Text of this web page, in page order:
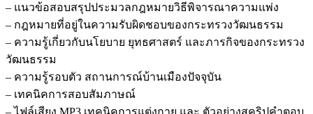
– แนวข้อสอบสรุปประมวลกฎหมายวิธีพิจารณาความแพ่ง
– กฎหมายที่อยู่ในความรับผิดชอบของกระทรวงวัฒนธรรม
– ความรู้เกี่ยวกับนโยบาย ยุทธศาสตร์ และภารกิจของกระทรวง
วัฒนธรรม
– ความรู้รอบตัว สถานการณ์บ้านเมืองปัจจุบัน
– เทคนิคการสอบสัมภาษณ์
– ไฟล์เสียง MP3 เทคนิคการแต่งกาย และ ตัวอย่างสคริปคำตอบ